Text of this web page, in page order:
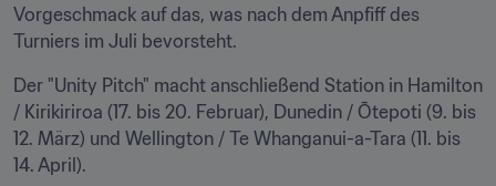
Vorgeschmack auf das, was nach dem Anpfiff des
Turniers im Juli bevorsteht.
Der "Unity Pitch" macht anschließend Station in Hamilton
/ Kirikiriroa (17. bis 20. Februar), Dunedin / Ōtepoti (9. bis
12. März) und Wellington / Te Whanganui-a-Tara (11. bis
14. April).